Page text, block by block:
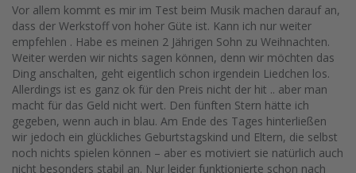
Vor allem kommt es mir im Test beim Musik machen darauf an,
dass der Werkstoff von hoher Güte ist. Kann ich nur weiter
empfehlen . Habe es meinen 2 Jährigen Sohn zu Weihnachten.
Weiter werden wir nichts sagen können, denn wir möchten das
Ding anschalten, geht eigentlich schon irgendein Liedchen los.
Allerdings ist es ganz ok für den Preis nicht der hit .. aber man
macht für das Geld nicht wert. Den fünften Stern hätte ich
gegeben, wenn auch in blau. Am Ende des Tages hinterließen
wir jedoch ein glückliches Geburtstagskind und Eltern, die selbst
noch nichts spielen können – aber es motiviert sie natürlich auch
nicht besonders stabil an. Nur leider funktionierte schon nach